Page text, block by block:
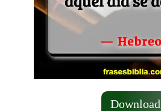
Download